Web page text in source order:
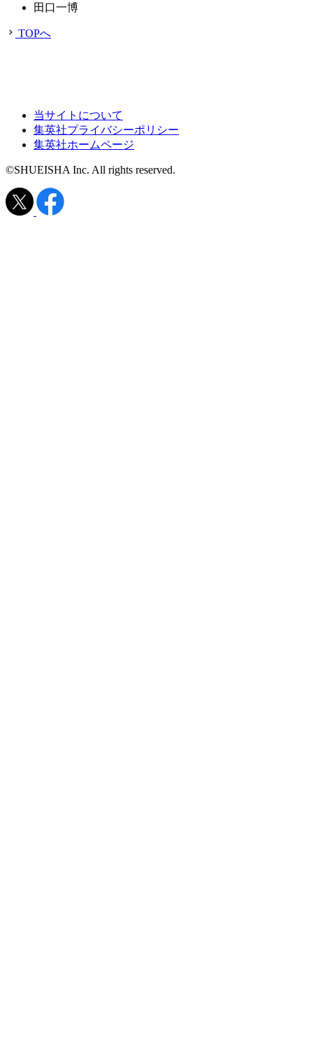
田口一博
TOPへ
当サイトについて
集英社プライバシーポリシー
集英社ホームページ
©SHUEISHA Inc. All rights reserved.